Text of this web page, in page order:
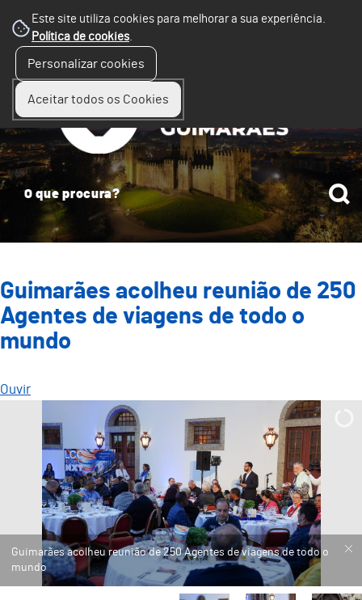
Este site utiliza cookies para melhorar a sua experiência.
Política de cookies.
Personalizar cookies
Aceitar todos os Cookies
Guimarães acolheu reunião de 250
Agentes de viagens de todo o
mundo
Ouvir